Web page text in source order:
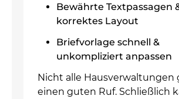
Bewährte Textpassagen
korrektes Layout
Briefvorlage schnell &
unkompliziert anpassen
Nicht alle Hausverwaltungen
einen guten Ruf. Schließlich